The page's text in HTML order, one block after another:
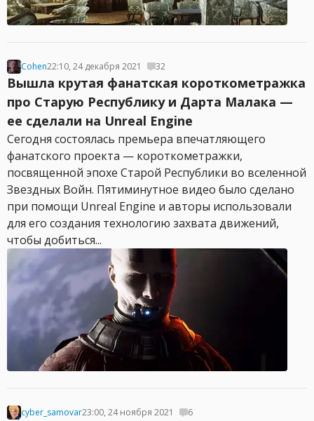
Cohen22:10, 24 декабря 2021 32
Вышла крутая фанатская короткометражка
про Старую Республику и Дарта Малака —
ее сделали на Unreal Engine
Сегодня состоялась премьера впечатляющего
фанатского проекта — короткометражки,
посвященной эпохе Старой Республики во вселенной
Звездных Войн. Пятиминутное видео было сделано
при помощи Unreal Engine и авторы использовали
для его создания технологию захвата движений,
чтобы добиться...
cyber_samovar23:00, 24 ноября 2021 6